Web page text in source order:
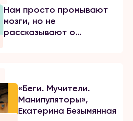
Нам просто промывают
мозги, но не
рассказывают о
«Беги. Мучители.
Манипуляторы»,
Екатерина Безымянная